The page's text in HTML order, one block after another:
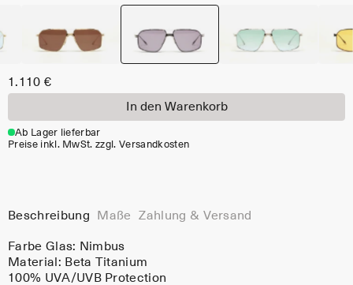
1.110 €
In den Warenkorb
Ab Lager lieferbar
Preise inkl. MwSt. zzgl. Versandkosten
Beschreibung Maße Zahlung & Versand
Farbe Glas: Nimbus
Material: Beta Titanium
100% UVA/UVB Protection